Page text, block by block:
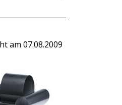
am 07.08.2009